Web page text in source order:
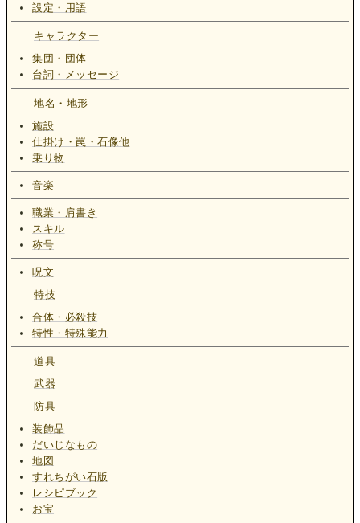
設定・用語
キャラクター
集団・団体
台詞・メッセージ
地名・地形
施設
仕掛け・罠・石像他
乗り物
音楽
職業・肩書き
スキル
称号
呪文
特技
合体・必殺技
特性・特殊能力
道具
武器
防具
装飾品
だいじなもの
地図
すれちがい石版
レシピブック
お宝